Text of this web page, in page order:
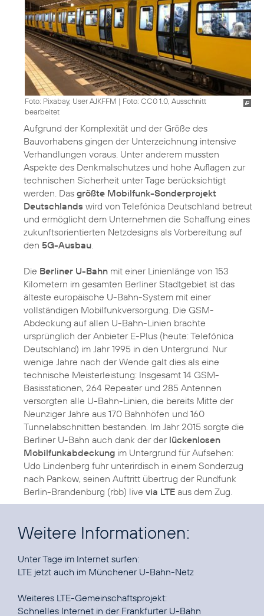
Foto: Pixabay, User AJKFFM | Foto: CC0 1.0, Ausschnitt
bearbeitet
Aufgrund der Komplexität und der Größe des
Bauvorhabens gingen der Unterzeichnung intensive
Verhandlungen voraus. Unter anderem mussten
Aspekte des Denkmalschutzes und hohe Auflagen zur
technischen Sicherheit unter Tage berücksichtigt
werden. Das größte Mobilfunk-Sonderprojekt
Deutschlands wird von Telefónica Deutschland betreut
und ermöglicht dem Unternehmen die Schaffung eines
zukunftsorientierten Netzdesigns als Vorbereitung auf
den 5G-Ausbau.
Die Berliner U-Bahn mit einer Linienlänge von 153
Kilometern im gesamten Berliner Stadtgebiet ist das
älteste europäische U-Bahn-System mit einer
vollständigen Mobilfunkversorgung. Die GSM-
Abdeckung auf allen U-Bahn-Linien brachte
ursprünglich der Anbieter E-Plus (heute: Telefónica
Deutschland) im Jahr 1995 in den Untergrund. Nur
wenige Jahre nach der Wende galt dies als eine
technische Meisterleistung: Insgesamt 14 GSM-
Basisstationen, 264 Repeater und 285 Antennen
versorgten alle U-Bahn-Linien, die bereits Mitte der
Neunziger Jahre aus 170 Bahnhöfen und 160
Tunnelabschnitten bestanden. Im Jahr 2015 sorgte die
Berliner U-Bahn auch dank der der lückenlosen
Mobilfunkabdeckung im Untergrund für Aufsehen:
Udo Lindenberg fuhr unterirdisch in einem Sonderzug
nach Pankow, seinen Auftritt übertrug der Rundfunk
Berlin-Brandenburg (rbb) live via LTE aus dem Zug.
Weitere Informationen:
LTE jetzt auch im Münchener U-Bahn-Netz
Schnelles Internet in der Frankfurter U-Bahn